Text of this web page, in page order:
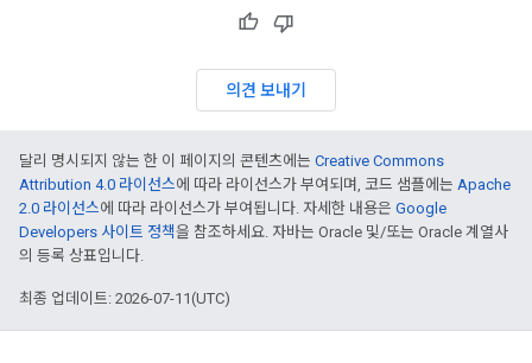
의견 보내기
달리 명시되지 않는 한 이 페이지의 콘텐츠에는 Creative Commons
Attribution 4.0 라이선스에 따라 라이선스가 부여되며, 코드 샘플에는 Apache
2.0 라이선스에 따라 라이선스가 부여됩니다. 자세한 내용은 Google
Developers 사이트 정책을 참조하세요. 자바는 Oracle 및/또는 Oracle 계열사
의 등록 상표입니다.
최종 업데이트: 2026-07-11(UTC)